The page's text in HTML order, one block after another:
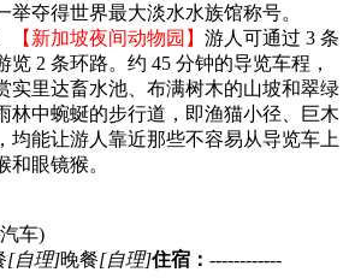
举夺得世界最大淡水水族馆称号。
【新加坡夜间动物园】 游人可通过 3 条
2 条环路。约 45 分钟的导览车程，
实里达畜水池、布满树木的山坡和翠绿
林中蜿蜒的步行道，即渔猫小径、巨木
均能让游人靠近那些不容易从导览车上
和眼镜猴。
车)
[自理]晚餐[自理]住宿： ------------